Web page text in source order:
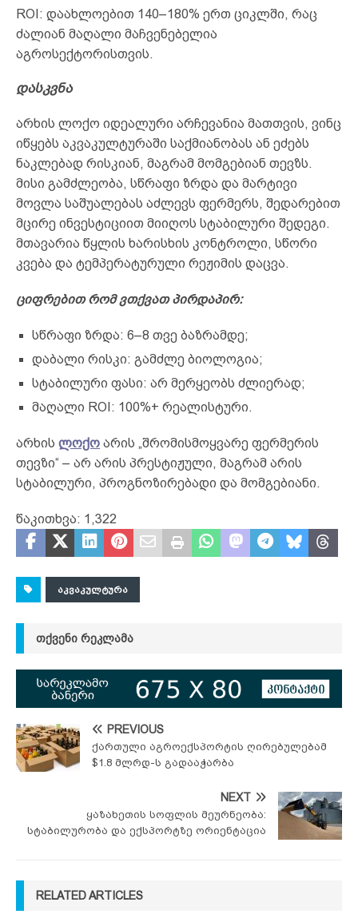
ROI: დაახლოებით 140–180% ერთ ციკლში, რაც
ძალიან მაღალი მაჩვენებელია
აგროსექტორისთვის.
დასკვნა
არხის ლოქო იდეალური არჩევანია მათთვის, ვინც
იწყებს აკვაკულტურაში საქმიანობას ან ეძებს
ნაკლებად რისკიან, მაგრამ მომგებიან თევზს.
მისი გამძლეობა, სწრაფი ზრდა და მარტივი
მოვლა საშუალებას აძლევს ფერმერს, შედარებით
მცირე ინვესტიციით მიიღოს სტაბილური შედეგი.
მთავარია წყლის ხარისხის კონტროლი, სწორი
კვება და ტემპერატურული რეჟიმის დაცვა.
ციფრებით რომ ვთქვათ პირდაპირ:
სწრაფი ზრდა: 6–8 თვე ბაზრამდე;
დაბალი რისკი: გამძლე ბიოლოგია;
სტაბილური ფასი: არ მერყეობს ძლიერად;
მაღალი ROI: 100%+ რეალისტური.
არხის ლოქო არის „შრომისმოყვარე ფერმერის
თევზი“ – არ არის პრესტიჟული, მაგრამ არის
სტაბილური, პროგნოზირებადი და მომგებიანი.
წაკითხვა: 1,322
ᲐᲙᲕᲐᲙᲣᲚᲢᲣᲠᲐ
ᲗᲥᲕᲔᲜᲘ ᲠᲔᲙᲚᲐᲛᲐ
PREVIOUS
ქართული აგროექსპორტის ღირებულებამ
$1.8 მლრდ-ს გადააჭარბა
NEXT
ყაზახეთის სოფლის მეურნეობა:
სტაბილურობა და ექსპორტზე ორიენტაცია
RELATED ARTICLES